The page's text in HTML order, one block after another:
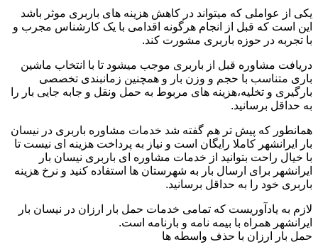
یکی از عواملی که میتواند در کاهش هزینه های باربری موثر باشد
این است که قبل از انجام هرگونه اقدامی با یک کارشناس مجرب و
با تجربه در حوزه باربری مشورت کند.
دریافت مشاوره قبل از باربری موجب میشود تا با انتخاب ماشین
باری متناسب با حجم و وزن بار و همچنین زمانبندی تخصصی
بارگیری و تخلیه،هزینه های مربوط به حمل ونقل و جابه جایی بار را
به حداقل برسانید.
همانطور که پیش تر هم گفته شد خدمات مشاوره باربری در نیسان
بار ایرانشهر کاملا رایگان است و نیاز به پرداخت هزینه ای نیست تا
با خیال راحت بتوانید از خدمات مشاوره ای باربری نیسان بار
ایرانشهر برای ارسال بار به شهرستان ها استفاده کنید و نرخ هزینه
باربری خود را به حداقل برسانید.
لازم به یادآوریست که تمامی خدمات حمل بار ارزان در نیسان بار
ایرانشهر همراه با بیمه نامه و بارنامه است.
حمل بار ارزان با حذف واسطه ها